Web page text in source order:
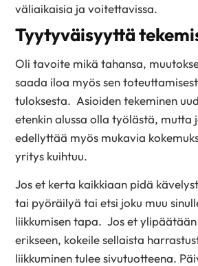
väliaikaisia ja voitettavissa.
Tyytyväisyyttä
Oli tavoite mikä tahansa,
saada iloa myös sen
tuloksesta. Asioiden tekeminen
etenkin alussa olla työlästä, mutta
edellyttää myös mukavia
yritys kuihtuu.
Jos et kerta kaikkiaan pidä
tai pyöräilyä tai etsi joku muu
liikkumisen tapa. Jos et
erikseen, kokeile sellaista
liikkuminen tulee sivutuotteena.